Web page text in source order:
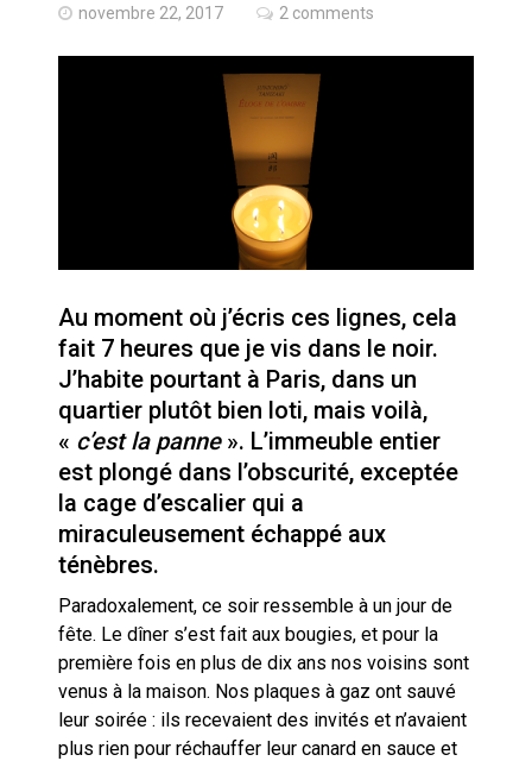
Quand Mistral veut moraliser le
pillage
Commentaire sur la polémique
des perroquets
Les syndicats, (tout) contre l’IA
En Seine-et-Marne, le projet de
Campus IA doit sortir des
champs : « On impose et copie
le gigantisme états-unien »
Addendum sur les machines à
laver, et l’intelligence artificielle
La vaste blague du macronisme
crypto-spatial
cœur du problème
novembre 22, 2017 2 comments
Au moment où j’écris ces lignes, cela
fait 7 heures que je vis dans le noir.
J’habite pourtant à Paris, dans un
quartier plutôt bien loti, mais voilà,
« c’est la panne ». L’immeuble entier
est plongé dans l’obscurité, exceptée
la cage d’escalier qui a
miraculeusement échappé aux
ténèbres.
Paradoxalement, ce soir ressemble à un jour de
fête. Le dîner s’est fait aux bougies, et pour la
première fois en plus de dix ans nos voisins sont
venus à la maison. Nos plaques à gaz ont sauvé
leur soirée : ils recevaient des invités et n’avaient
plus rien pour réchauffer leur canard en sauce et